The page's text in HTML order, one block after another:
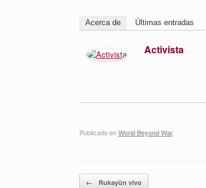
Acerca de Últimas entradas
Activista
Publicado enWorld Beyond War.
Navegador de artículos
← Rukayün vivo